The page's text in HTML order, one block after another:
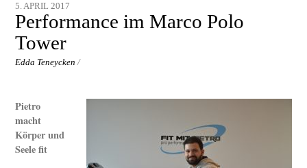
5. APRIL 2017
Performance im Marco Polo
Tower
Edda Teneycken /
Pietro
macht
Körper und
Seele fit